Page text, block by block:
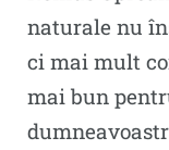
naturale nu
ci mai mult
mai bun